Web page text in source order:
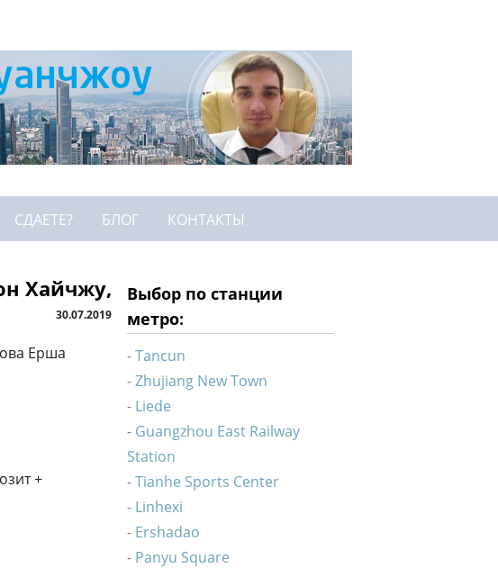
СДАЕТЕ? БЛОГ КОНТАКТЫ
Хайчжу,
30.07.2019
Ерша
+
Выбор по станции
метро:
Tancun
Zhujiang New Town
Liede
Guangzhou East Railway
Station
Tianhe Sports Center
Linhexi
Ershadao
Panyu Square